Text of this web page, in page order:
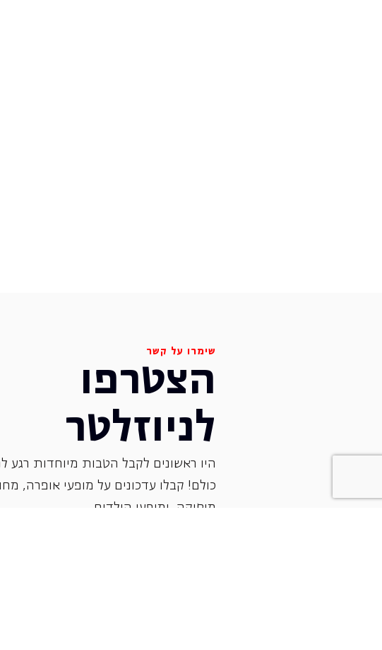
שימרו על קשר
הצטרפו
לניוזלטר
היו ראשונים לקבל הטבות מיוחדות רגע
כולם! קבלו עדכונים על מופעי אופרה,
‏מוסיקה, ומופעי הילדים.